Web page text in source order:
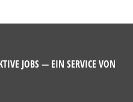
JOBS — EIN SERVICE VON